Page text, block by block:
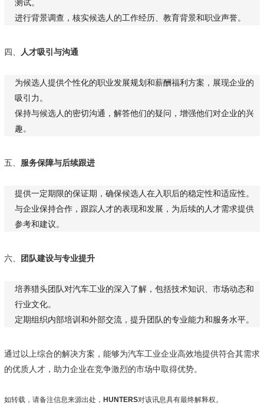
测试。
进行背景调查，核实候选人的工作经历、教育背景和职业声誉。
四、 人才吸引与沟通
为候选人提供个性化的职业发展规划和薪酬福利方案，展现企业的
吸引力。
保持与候选人的密切沟通，解答他们的疑问，增强他们对企业的兴
趣。
五、 服务保障与后续跟进
提供一定期限的保证期，确保候选人在入职后的稳定性和适应性。
与企业保持合作，跟踪人才的表现和发展，为后续的人才需求提供
参考和建议。
六、 团队建设与专业提升
培养猎头团队对汽车工业的深入了解，包括技术知识、市场动态和
行业文化。
定期组织内部培训和外部交流，提升团队的专业能力和服务水平。
通过以上综合的解决方案，能够为汽车工业企业高效地提供符合其需求
的优质人才，助力企业在竞争激烈的市场中取得优势。
如转载，请备注信息来源出处， HUNTERS对该讯息具有最终解释权。